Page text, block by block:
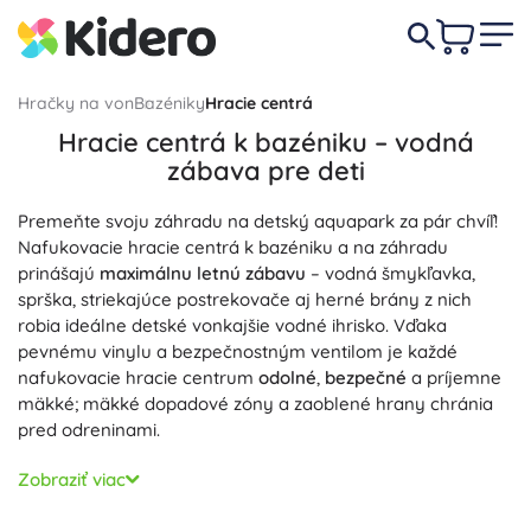
Hračky na vonBazénikyHracie centrá
Hracie centrá k bazéniku – vodná
zábava pre deti
Premeňte svoju záhradu na detský aquapark za pár chvíľ!
Nafukovacie hracie centrá k bazéniku a na záhradu
prinášajú maximálnu letnú zábavu – vodná šmykľavka,
sprška, striekajúce postrekovače aj herné brány z nich
robia ideálne detské vonkajšie vodné ihrisko. Vďaka
pevnému vinylu a bezpečnostným ventilom je každé
nafukovacie hracie centrum odolné, bezpečné a príjemne
mäkké; mäkké dopadové zóny a zaoblené hrany chránia
pred odreninami.
Vyberte si vodné hracie centrum podľa motívu a funkcií:
dinosaurie, pirátske či dúhové motívy, krúžky na hádzanie,
Zobraziť viac